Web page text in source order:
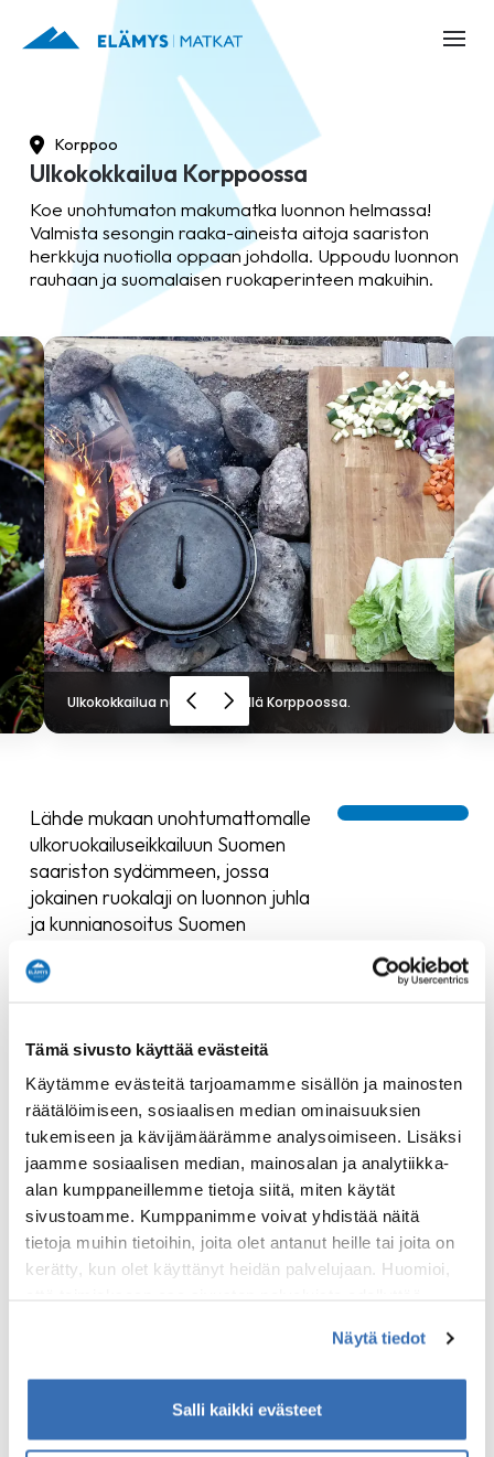
Tämä sivusto käyttää evästeitä
Käytämme evästeitä tarjoamamme sisällön ja mainosten
räätälöimiseen, sosiaalisen median ominaisuuksien
tukemiseen ja kävijämäärämme analysoimiseen. Lisäksi
jaamme sosiaalisen median, mainosalan ja analytiikka-
alan kumppaneillemme tietoja siitä, miten käytät
sivustoamme. Kumppanimme voivat yhdistää näitä
tietoja muihin tietoihin, joita olet antanut heille tai joita on
kerätty, kun olet käyttänyt heidän palvelujaan. Huomioi,
Näytä tiedot
Salli kaikki evästeet
Korppoo
Ulkokokkailua Korppoossa
Koe unohtumaton makumatka luonnon helmassa!
Valmista sesongin raaka-aineista aitoja saariston
herkkuja nuotiolla oppaan johdolla. Uppoudu luonnon
rauhaan ja suomalaisen ruokaperinteen makuihin.
Ulkokokkailua nuotion äärellä Korppoossa.
Lähde mukaan unohtumattomalle
ulkoruokailuseikkailuun Suomen
saariston sydämmeen, jossa
jokainen ruokalaji on luonnon juhla
ja kunnianosoitus Suomen
harmoniaan ja samalla oppia
perinteisen suomalaisen
nuotiokiokkailun perusteet.
Eräoppaan ohjauksessa opit
valmistamaan aitoja paikallisia
herkkuja saaristosta hankituista
tuoreista, sesongin raaka-
aineista.
Tilaa Elämysmatkojen